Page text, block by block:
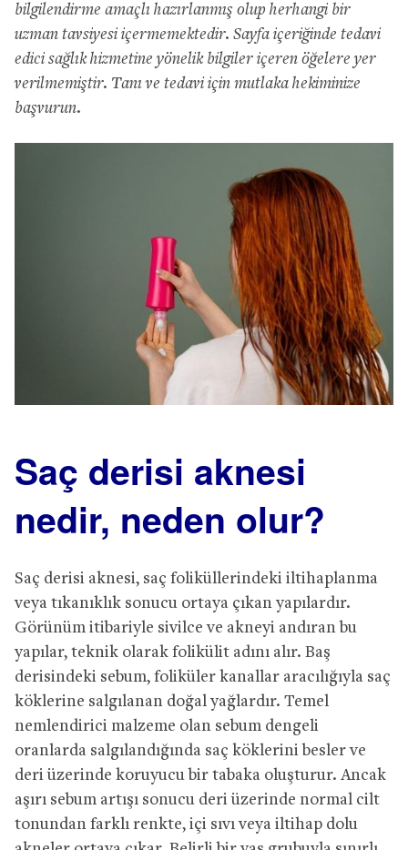
bilgilendirme amaçlı hazırlanmış olup herhangi bir
uzman tavsiyesi içermemektedir. Sayfa içeriğinde tedavi
edici sağlık hizmetine yönelik bilgiler içeren öğelere yer
verilmemiştir. Tanı ve tedavi için mutlaka hekiminize
başvurun.
Saç derisi aknesi
nedir, neden olur?
Saç derisi aknesi, saç foliküllerindeki iltihaplanma
veya tıkanıklık sonucu ortaya çıkan yapılardır.
Görünüm itibariyle sivilce ve akneyi andıran bu
yapılar, teknik olarak folikülit adını alır. Baş
derisindeki sebum, foliküler kanallar aracılığıyla saç
köklerine salgılanan doğal yağlardır. Temel
nemlendirici malzeme olan sebum dengeli
oranlarda salgılandığında saç köklerini besler ve
deri üzerinde koruyucu bir tabaka oluşturur. Ancak
aşırı sebum artışı sonucu deri üzerinde normal cilt
tonundan farklı renkte, içi sıvı veya iltihap dolu